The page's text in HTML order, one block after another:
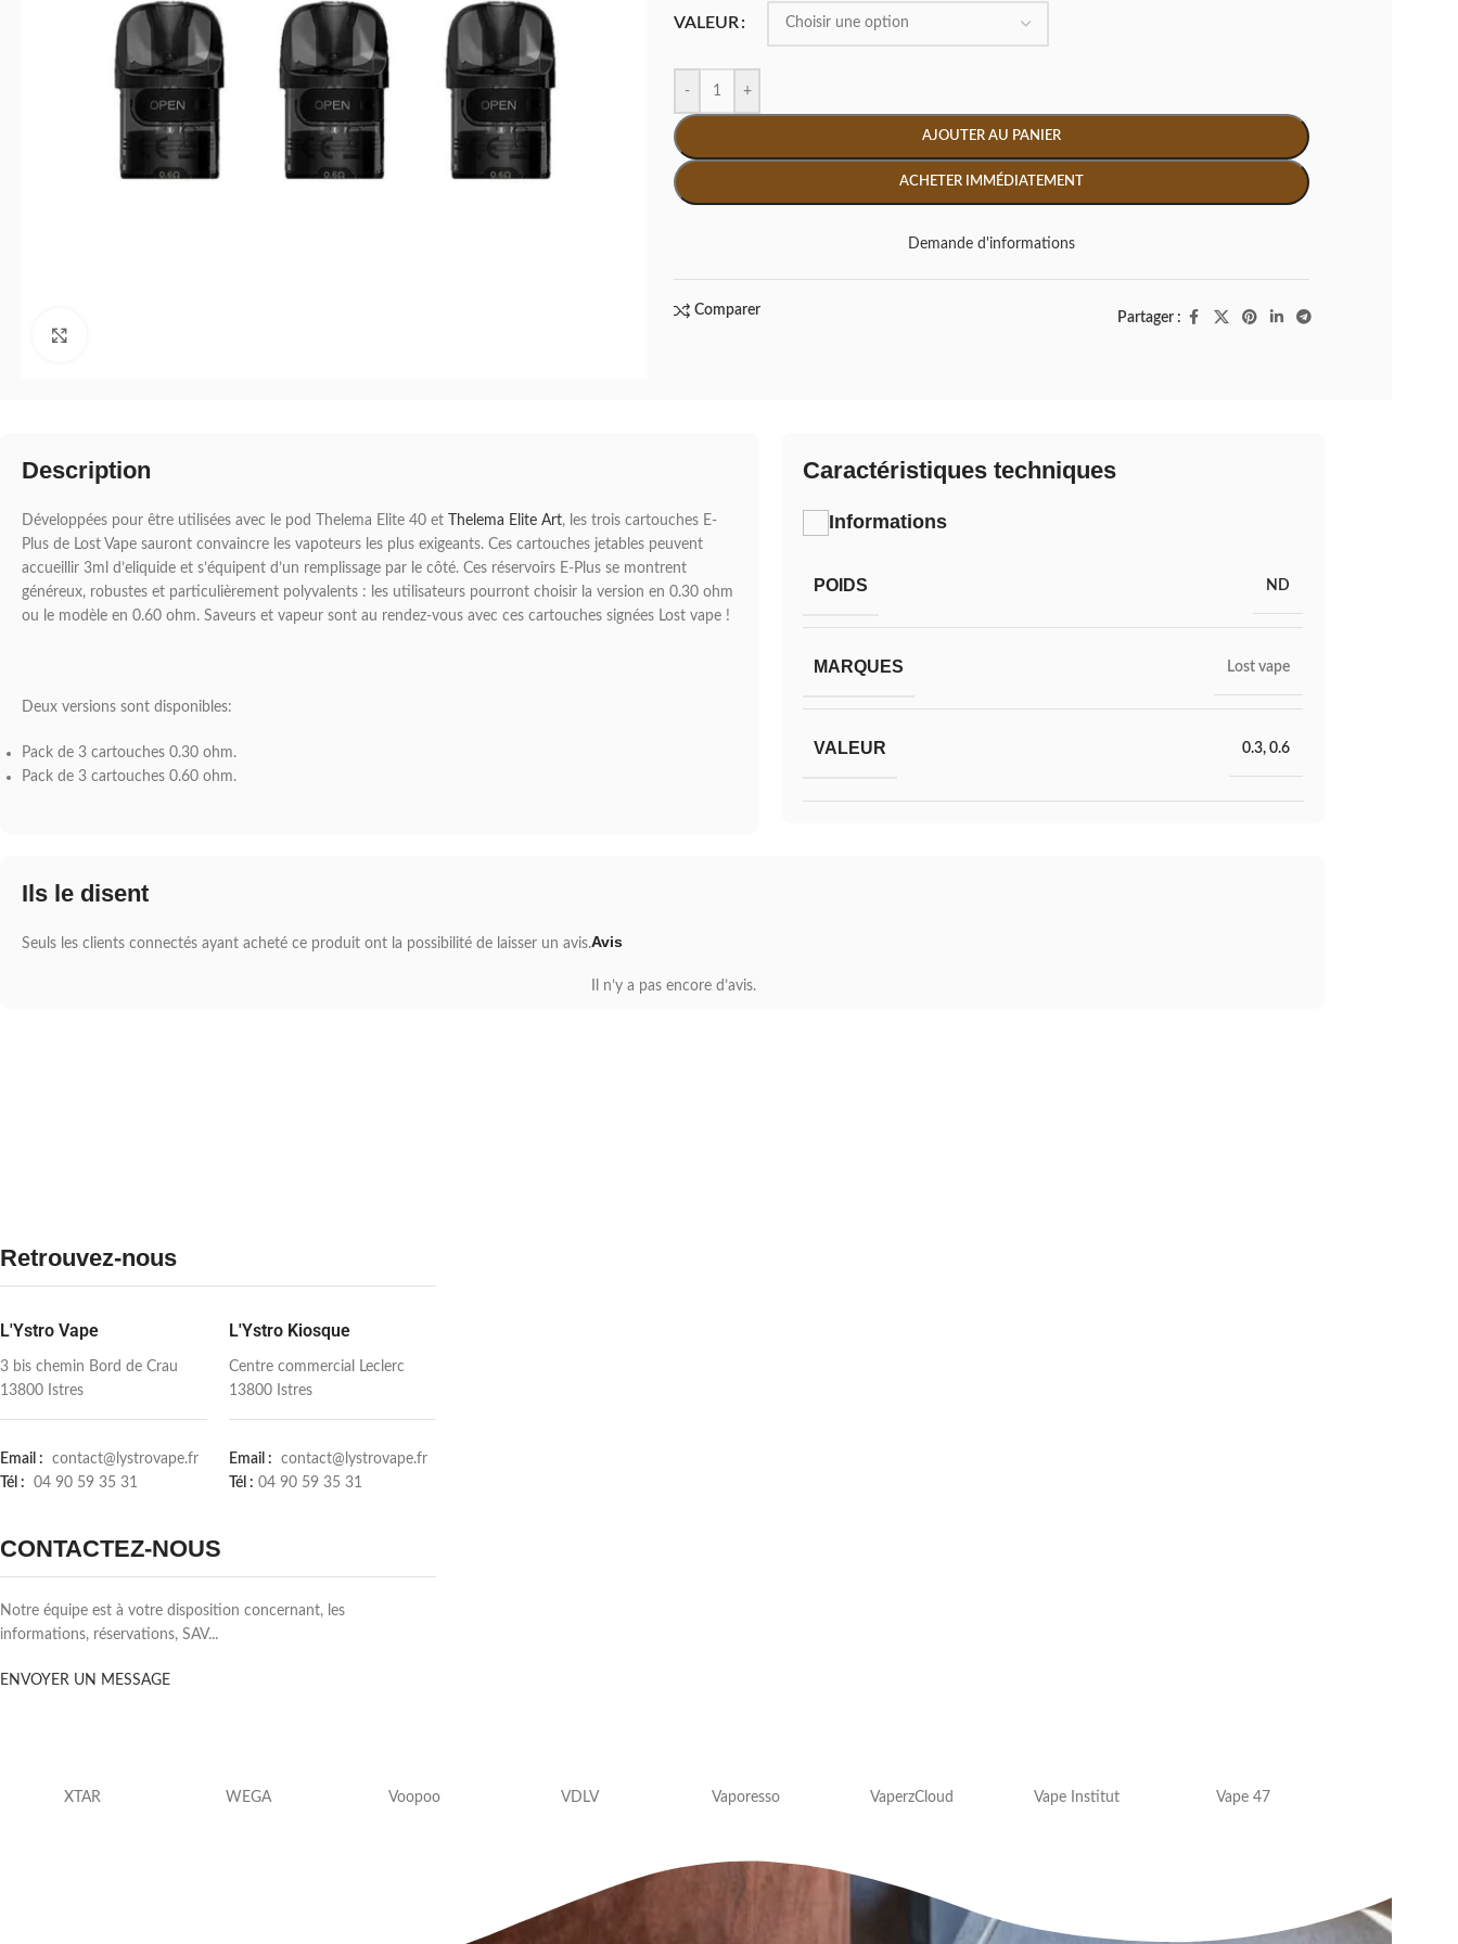
VALEUR
- +
AJOUTER AU PANIER
ACHETER IMMÉDIATEMENT
Demande d'informations
Comparer Partager :
Description
Développées pour être utilisées avec le pod Thelema Elite 40 et Thelema Elite Art, les trois cartouches E-
Plus de Lost Vape sauront convaincre les vapoteurs les plus exigeants. Ces cartouches jetables peuvent
accueillir 3ml d’eliquide et s’équipent d’un remplissage par le côté. Ces réservoirs E-Plus se montrent
généreux, robustes et particulièrement polyvalents : les utilisateurs pourront choisir la version en 0.30 ohm
ou le modèle en 0.60 ohm. Saveurs et vapeur sont au rendez-vous avec ces cartouches signées Lost vape !
Deux versions sont disponibles:
Pack de 3 cartouches 0.30 ohm.
Pack de 3 cartouches 0.60 ohm.
Caractéristiques techniques
Informations
POIDS ND
MARQUES Lost vape
VALEUR 0.3,0.6
Ils le disent
Avis
Il n’y a pas encore d’avis.
Seuls les clients connectés ayant acheté ce produit ont la possibilité de laisser un avis.
Retrouvez-nous
L'Ystro Vape
3 bis chemin Bord de Crau
13800 Istres
Email : contact@lystrovape.fr
Tél : 04 90 59 35 31
L'Ystro Kiosque
Centre commercial Leclerc
13800 Istres
Email : contact@lystrovape.fr
Tél : 04 90 59 35 31
CONTACTEZ-NOUS
Notre équipe est à votre disposition concernant, les
informations, réservations, SAV...
ENVOYER UN MESSAGE
XTAR WEGA Voopoo VDLV Vaporesso VaperzCloud Vape Institut Vape 47